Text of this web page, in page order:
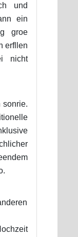
und
ein
groe
erfllen
nicht
sonrie.